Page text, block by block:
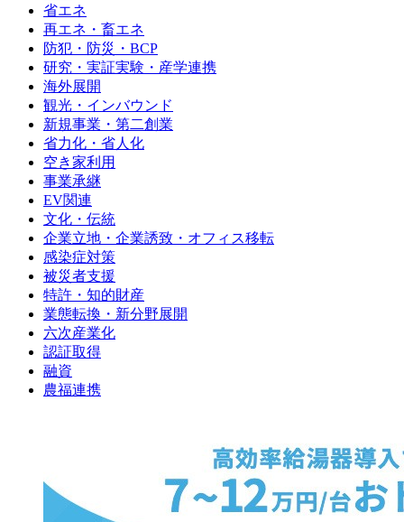
省エネ
再エネ・畜エネ
防犯・防災・BCP
研究・実証実験・産学連携
海外展開
観光・インバウンド
新規事業・第二創業
省力化・省人化
空き家利用
事業承継
EV関連
文化・伝統
企業立地・企業誘致・オフィス移転
感染症対策
被災者支援
特許・知的財産
業態転換・新分野展開
六次産業化
認証取得
融資
農福連携